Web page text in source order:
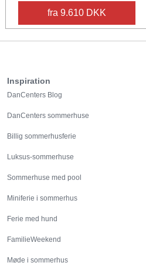
fra 9.610 DKK
Inspiration
DanCenters Blog
DanCenters sommerhuse
Billig sommerhusferie
Luksus-sommerhuse
Sommerhuse med pool
Miniferie i sommerhus
Ferie med hund
FamilieWeekend
Møde i sommerhus